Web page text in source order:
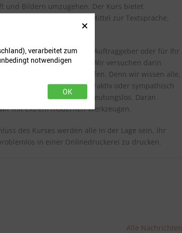
und Bildern umzugehen. Der Kurs bietet
rund um die Schrift als Mittel zur Textsprache,
für einen imaginären Auftraggeber oder für Ihr
ein Plakat (& Folder). Wir versuchen darin
mit Emotion zur verknüpfen. Denn wir wissen alle,
begeistern, glaubwürdig, attraktiv oder sympathisch
bleibt die Information bedeutungslos. Daran
mit extrem modernen Werkzeugen.
des Kurses werden alle in der Lage sein, ihr
in einer Onlinedruckerei zu drucken.
Alle Nachrichten
verarbeitet zum
notwendigen
OK